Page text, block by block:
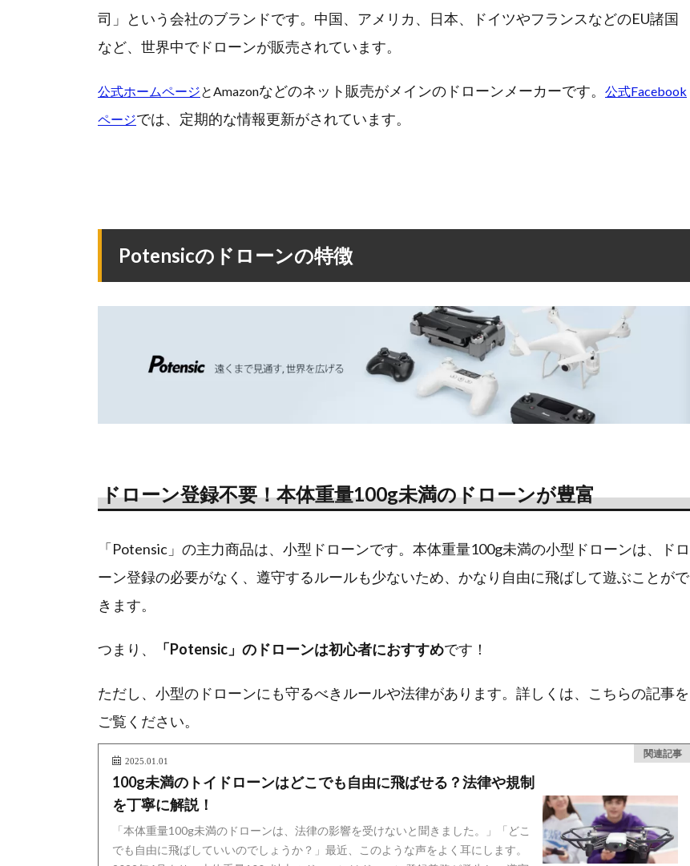
司」という会社のブランドです。中国、アメリカ、日本、ドイツやフランスなどのEU諸国
など、世界中でドローンが販売されています。
公式ホームページ とAmazonなどのネット販売がメインのドローンメーカーです。 公式Facebook
ページでは、定期的な情報更新がされています。
Potensicのドローンの特徴
ドローン登録不要！本体重量100g未満のドローンが豊富
「Potensic」の主力商品は、小型ドローンです。本体重量100g未満の小型ドローンは、ドロ
ーン登録の必要がなく、遵守するルールも少ないため、かなり自由に飛ばして遊ぶことがで
きます。
つまり、 「Potensic」のドローンは初心者におすすめです！
ただし、小型のドローンにも守るべきルールや法律があります。詳しくは、こちらの記事を
ご覧ください。
関連記事
2025.01.01
100g未満のトイドローンはどこでも自由に飛ばせる？法律や規制
を丁寧に解説！
「本体重量100g未満のドローンは、法律の影響を受けないと聞きました。」「どこ
でも自由に飛ばしていいのでしょうか？」最近、このような声をよく耳にします。